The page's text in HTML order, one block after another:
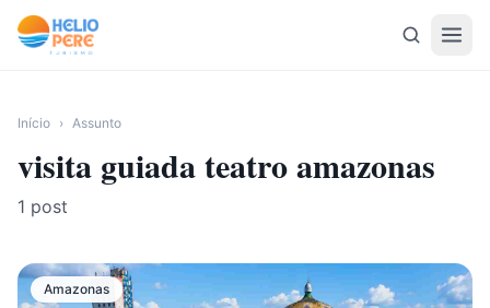
Pular para o conteúdo
Início › Assunto
visita guiada teatro amazonas
1 post
Amazonas